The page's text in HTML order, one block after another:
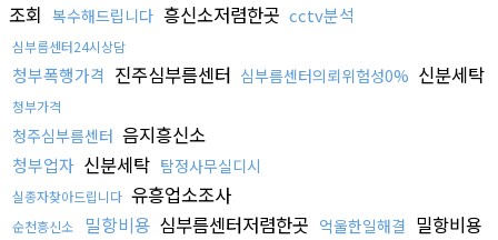
조회 복수해드립니다 흥신소저렴한곳 cctv분석
심부름센터24시상담
청부폭행가격 진주심부름센터 심부름센터의뢰위험성0% 신분세탁
청부가격
청주심부름센터 음지흥신소
청부업자 신분세탁 탐정사무실디시
실종자찾아드립니다 유흥업소조사
순천흥신소 밀항비용 심부름센터저렴한곳 억울한일해결 밀항비용